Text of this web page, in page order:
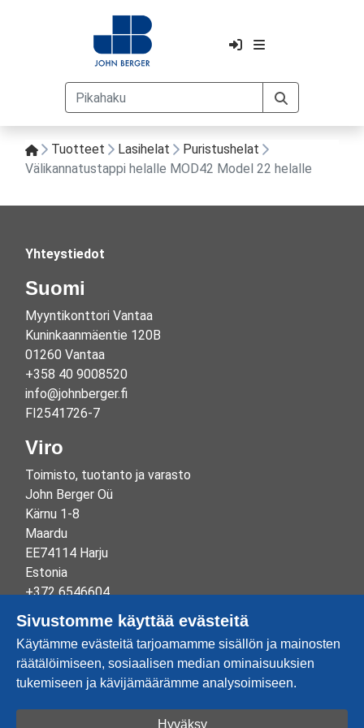
Tuotteet Lasihelat
Puristushelat
Välikannatustappi helalle MOD42 Model 22 helalle
Yhteystiedot
Suomi
Myyntikonttori Vantaa
Kuninkaanmäentie 120B
01260 Vantaa
+358 40 9008520
info@johnberger.fi
FI2541726-7
Viro
Toimisto, tuotanto ja varasto
John Berger Oü
Kärnu 1-8
Maardu
EE74114 Harju
Estonia
+372 6546604
info@johnberger.ee
Reg.nr 10265834
EE100332513
Sivustomme käyttää evästeitä
Käytämme evästeitä tarjoamamme sisällön ja mainosten
räätälöimiseen, sosiaalisen median ominaisuuksien
tukemiseen ja kävijämäärämme analysoimiseen.
Hyväksy